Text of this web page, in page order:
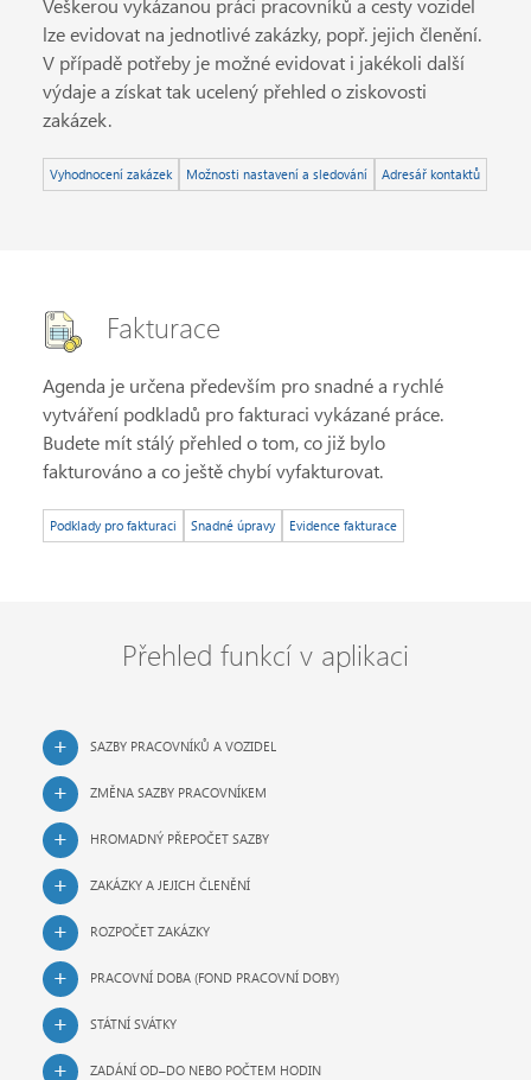
Veškerou vykázanou práci pracovníků a cesty vozidel
lze evidovat na jednotlivé zakázky, popř. jejich členění.
V případě potřeby je možné evidovat i jakékoli další
výdaje a získat tak ucelený přehled o ziskovosti
zakázek.
Vyhodnocení zakázek Možnosti nastavení a sledování Adresář kontaktů
Fakturace
Agenda je určena především pro snadné a rychlé
vytváření podkladů pro fakturaci vykázané práce.
Budete mít stálý přehled o tom, co již bylo
fakturováno a co ještě chybí vyfakturovat.
Podklady pro fakturaci Snadné úpravy Evidence fakturace
Přehled funkcí v aplikaci
SAZBY PRACOVNÍKŮ A VOZIDEL
ZMĚNA SAZBY PRACOVNÍKEM
HROMADNÝ PŘEPOČET SAZBY
ZAKÁZKY A JEJICH ČLENĚNÍ
ROZPOČET ZAKÁZKY
PRACOVNÍ DOBA (FOND PRACOVNÍ DOBY)
STÁTNÍ SVÁTKY
ZADÁNÍ OD–DO NEBO POČTEM HODIN